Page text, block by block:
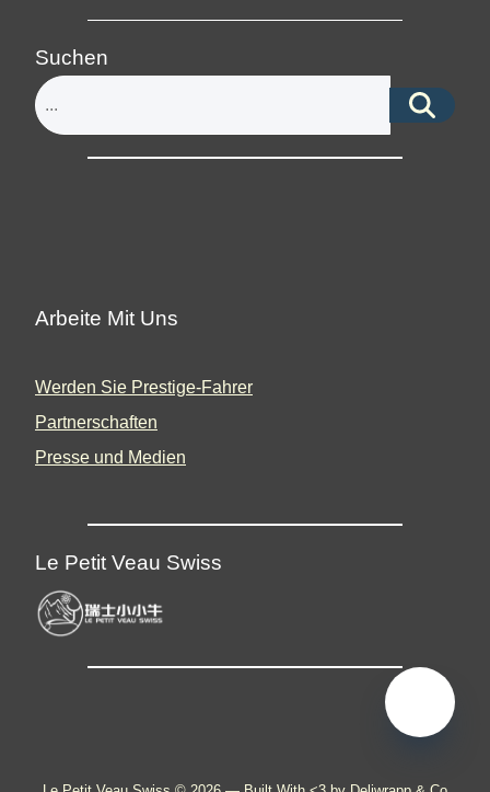
Suchen
Arbeite Mit Uns
Werden Sie Prestige-Fahrer
Partnerschaften
Presse und Medien
Le Petit Veau Swiss